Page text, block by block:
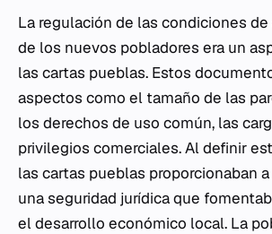
La regulación de las condiciones
de los nuevos pobladores era un
las cartas pueblas. Estos
aspectos como el tamaño de las
los derechos de uso común, las
privilegios comerciales. Al definir
las cartas pueblas proporcionaban
una seguridad jurídica que
el desarrollo económico local. La